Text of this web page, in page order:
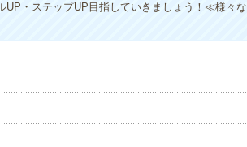
UP・ステップUP目指していきましょう！≪様々な